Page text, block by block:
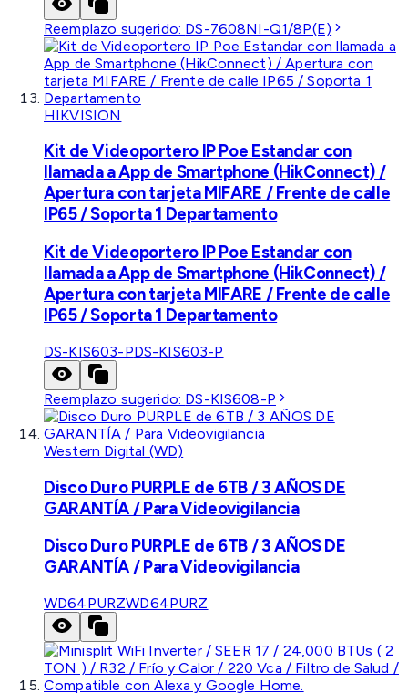
Reemplazo sugerido: DS-7608NI-Q1/8P(E)
HIKVISION
Kit de Videoportero IP Poe Estandar con
llamada a App de Smartphone (HikConnect) /
Apertura con tarjeta MIFARE / Frente de calle
IP65 / Soporta 1 Departamento
Kit de Videoportero IP Poe Estandar con
llamada a App de Smartphone (HikConnect) /
Apertura con tarjeta MIFARE / Frente de calle
IP65 / Soporta 1 Departamento
DS-KIS603-PDS-KIS603-P
Reemplazo sugerido: DS-KIS608-P
Western Digital (WD)
Disco Duro PURPLE de 6TB / 3 AÑOS DE
GARANTÍA / Para Videovigilancia
Disco Duro PURPLE de 6TB / 3 AÑOS DE
GARANTÍA / Para Videovigilancia
WD64PURZWD64PURZ